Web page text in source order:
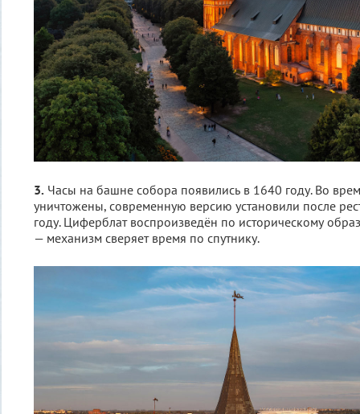
3. Часы на башне собора появились в 1640 году. Во
уничтожены, современную версию установили после
году. Циферблат воспроизведён по историческому
— механизм сверяет время по спутнику.